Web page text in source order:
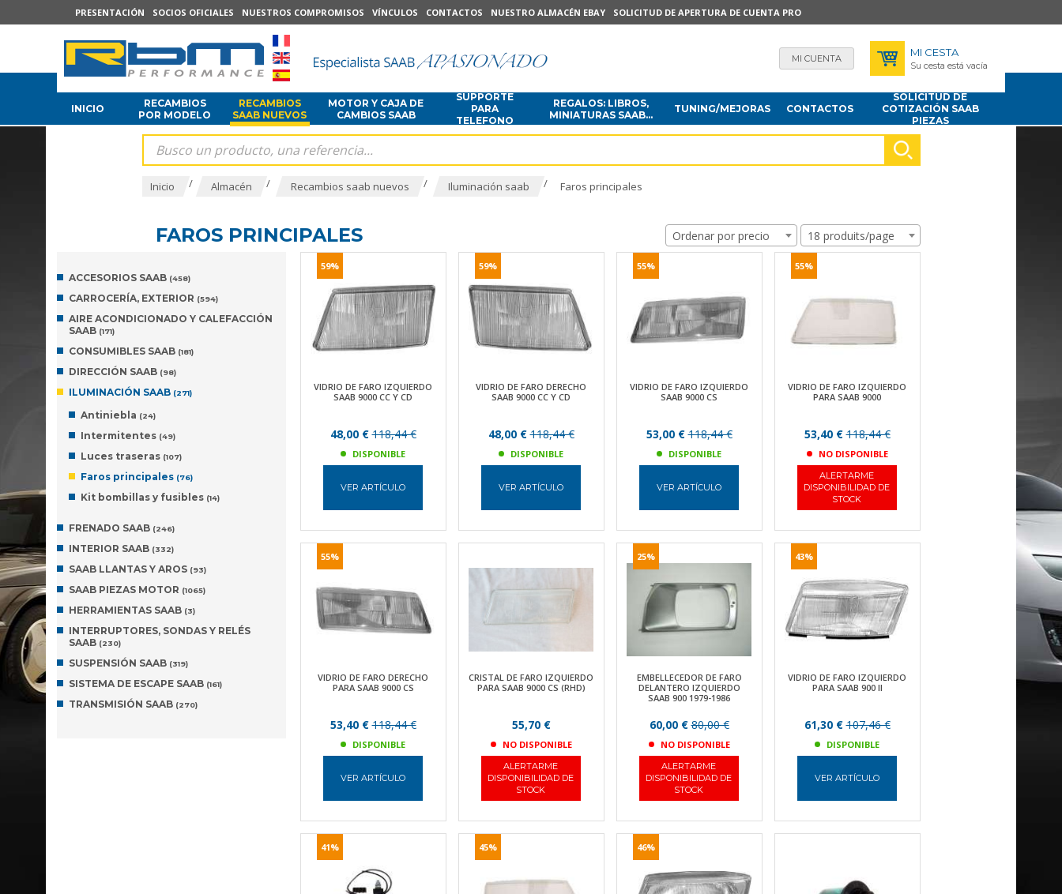
PRESENTACIÓN SOCIOS OFICIALES NUESTROS COMPROMISOS VÍNCULOS CONTACTOS NUESTRO ALMACÉN EBAY SOLICITUD DE APERTURA DE CUENTA PRO
MI CUENTA MI CESTA
Su cesta está vacía
INICIO
RECAMBIOS
POR MODELO
RECAMBIOS
SAAB NUEVOS
MOTOR Y CAJA DE
CAMBIOS SAAB
SUPPORTE
PARA
TELEFONO
REGALOS: LIBROS,
MINIATURAS SAAB...
TUNING/MEJORAS CONTACTOS
SOLICITUD DE
COTIZACIÓN SAAB
PIEZAS
Inicio / Almacén / Recambios saab nuevos / Iluminación saab / Faros principales
FAROS PRINCIPALES Ordenar por precio 18 produits/page
ACCESORIOS SAAB (458)
CARROCERÍA, EXTERIOR (594)
AIRE ACONDICIONADO Y CALEFACCIÓN
SAAB (171)
CONSUMIBLES SAAB (181)
DIRECCIÓN SAAB (98)
ILUMINACIÓN SAAB (271)
Antiniebla (24)
Intermitentes (49)
Luces traseras (107)
Faros principales (76)
Kit bombillas y fusibles (14)
FRENADO SAAB (246)
INTERIOR SAAB (332)
SAAB LLANTAS Y AROS (93)
SAAB PIEZAS MOTOR (1065)
HERRAMIENTAS SAAB (3)
INTERRUPTORES, SONDAS Y RELÉS
SAAB (230)
SUSPENSIÓN SAAB (319)
SISTEMA DE ESCAPE SAAB (161)
TRANSMISIÓN SAAB (270)
59%
VIDRIO DE FARO IZQUIERDO
SAAB 9000 CC Y CD
48,00 €118,44 €
DISPONIBLE
VER ARTÍCULO
59%
VIDRIO DE FARO DERECHO
SAAB 9000 CC Y CD
48,00 €118,44 €
DISPONIBLE
VER ARTÍCULO
55%
VIDRIO DE FARO IZQUIERDO
SAAB 9000 CS
53,00 €118,44 €
DISPONIBLE
VER ARTÍCULO
55%
VIDRIO DE FARO IZQUIERDO
PARA SAAB 9000
53,40 €118,44 €
NO DISPONIBLE
ALERTARME
DISPONIBILIDAD DE
STOCK
55%
VIDRIO DE FARO DERECHO
PARA SAAB 9000 CS
53,40 €118,44 €
DISPONIBLE
VER ARTÍCULO
CRISTAL DE FARO IZQUIERDO
PARA SAAB 9000 CS (RHD)
55,70 €
NO DISPONIBLE
ALERTARME
DISPONIBILIDAD DE
STOCK
25%
EMBELLECEDOR DE FARO
DELANTERO IZQUIERDO
SAAB 900 1979-1986
60,00 €80,00 €
NO DISPONIBLE
ALERTARME
DISPONIBILIDAD DE
STOCK
43%
VIDRIO DE FARO IZQUIERDO
PARA SAAB 900 II
61,30 €107,46 €
DISPONIBLE
VER ARTÍCULO
41% 45% 46%